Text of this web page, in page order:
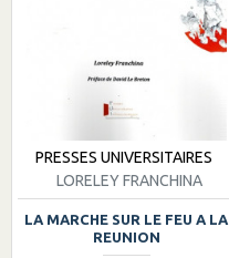
PRESSES UNIVERSITAIRES
LORELEY FRANCHINA
LA MARCHE SUR LE FEU A LA
REUNION